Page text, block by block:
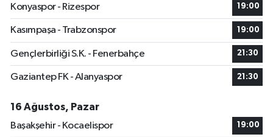
Konyaspor - Rizespor
19:00
Kasımpaşa - Trabzonspor 19:00
Gençlerbirliği S.K. - Fenerbahçe 21:30
Gaziantep FK - Alanyaspor 21:30
16 Ağustos, Pazar
Başakşehir - Kocaelispor
19:00